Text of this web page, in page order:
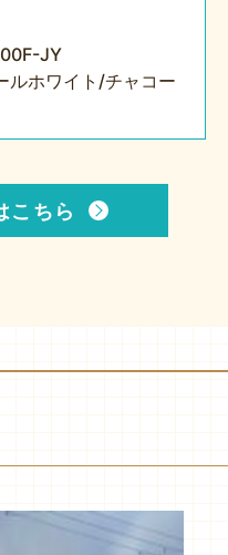
JY
ルホワイト/チャコー
こちら